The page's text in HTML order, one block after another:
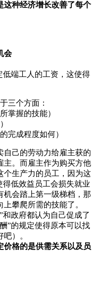
这种经济增长改善了每个
会
低端工人的工资，这使得
三个方面：
掌握的技能）
完成程度如何）
自己的劳动力给雇主获的
主。而雇主作为购买方他
个生产力的员工，因为这
得低效益员工会损失就业
机会踏上第一级梯档，那
攀爬所需的技能了。
政府都认为自己促成了
”的规定使得原本可以找
）。
价格的是供需关系以及员